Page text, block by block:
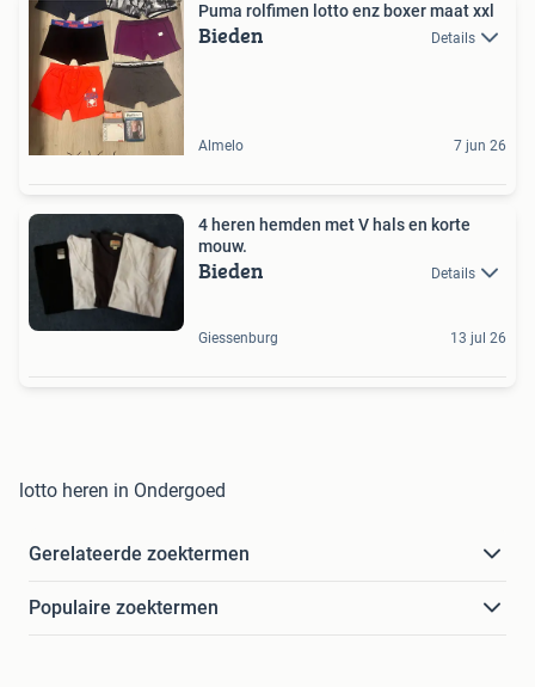
Puma rolfimen lotto enz boxer maat xxl
Bieden Details
Almelo 7 jun 26
4 heren hemden met V hals en korte
mouw.
Bieden Details
Giessenburg 13 jul 26
lotto heren in Ondergoed
Gerelateerde zoektermen
Populaire zoektermen